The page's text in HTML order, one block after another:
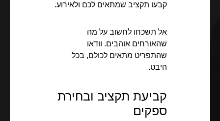
קבעו תקציב שמתאים לכם ולאירוע.
אל תשכחו לחשוב על מה
שהאורחים אוהבים. וודאו
שהתפריט מתאים לכולם, בכל
היבט.
קביעת תקציב ובחירת
ספקים